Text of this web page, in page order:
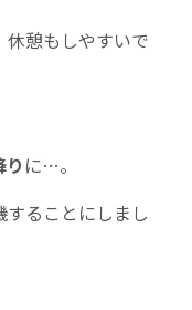
憩もしやすいで
に…。
することにしまし